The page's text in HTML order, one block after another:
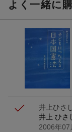
エントリー＆
ラン）が当たる
楽天モバイル
よく一緒に
井上ひさ
井上 ひさ
2006年07